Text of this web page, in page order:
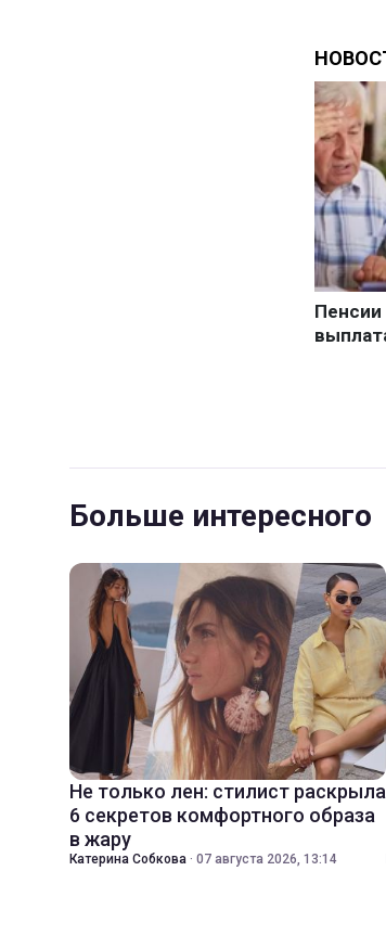
Больше интересного
Не только лен: стилист раскрыла
6 секретов комфортного образа
в жару
Катерина Собкова · 07 августа 2026, 13:14